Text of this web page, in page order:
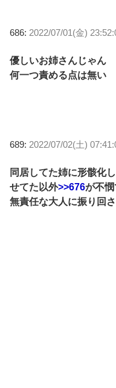
686: 2022/07/01(金)
優しいお姉さんじゃん
何一つ責める点は無い
689: 2022/07/02(土)
同居してた姉に形骸化
せてた以外>>676が不
無責任な大人に振り回